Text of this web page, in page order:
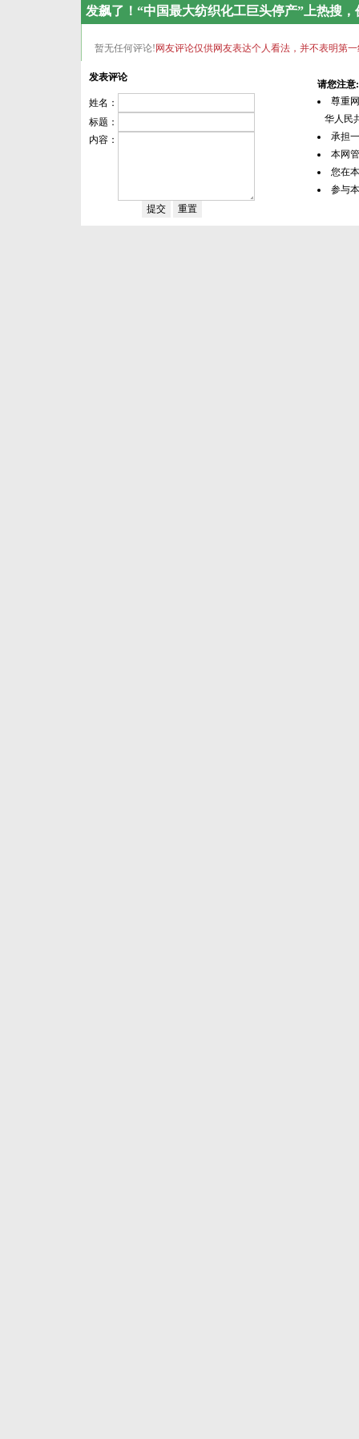
发飙了！“中国最大纺织化工巨头停产”上热搜
暂无任何评论! 网友评论仅供网友表达个人看法，并不表明第
发表评论
姓名：
标题：
内容：
请您注意:
尊重
华人民
承担
本网
您在
参与